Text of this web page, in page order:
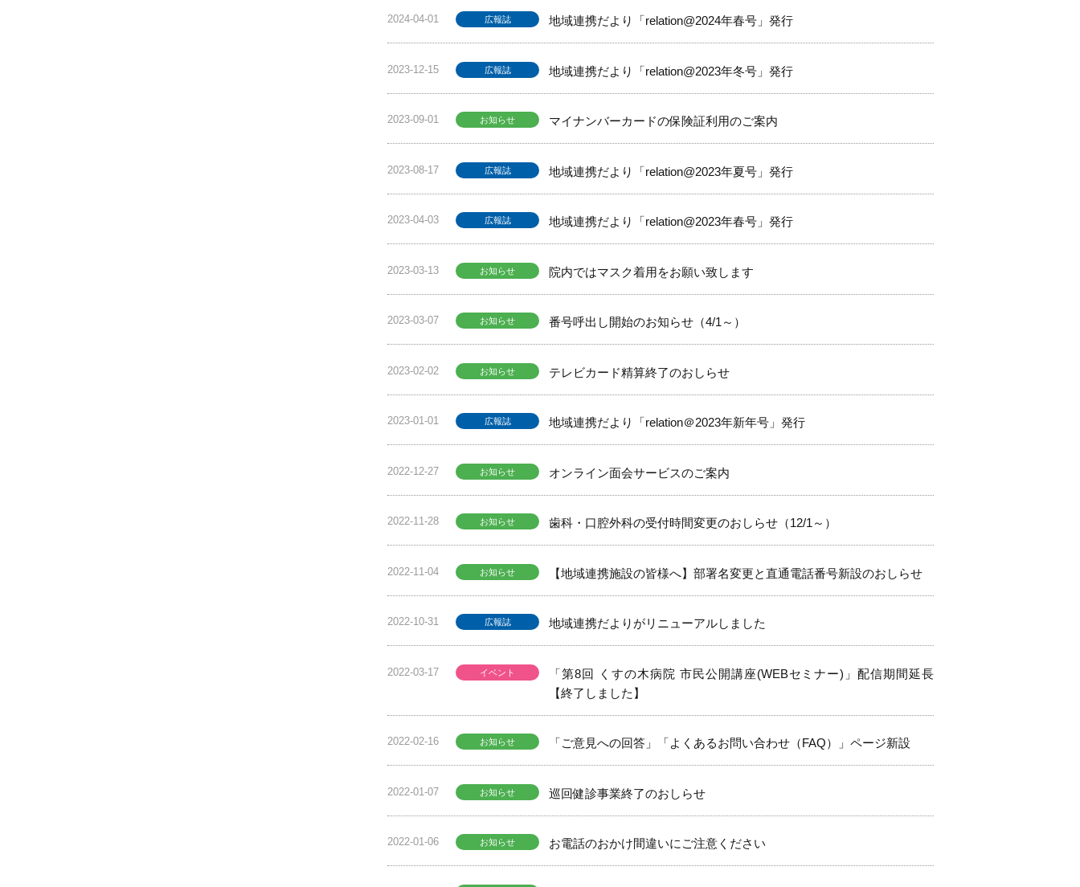
2024-04-01 広報誌 地域連携だより「relation@2024年春号」発行
2023-12-15 広報誌 地域連携だより「relation@2023年冬号」発行
2023-09-01 お知らせ マイナンバーカードの保険証利用のご案内
2023-08-17 広報誌 地域連携だより「relation@2023年夏号」発行
2023-04-03 広報誌 地域連携だより「relation@2023年春号」発行
2023-03-13 お知らせ 院内ではマスク着用をお願い致します
2023-03-07 お知らせ 番号呼出し開始のお知らせ（4/1～）
2023-02-02 お知らせ テレビカード精算終了のおしらせ
2023-01-01 広報誌 地域連携だより「relation＠2023年新年号」発行
2022-12-27 お知らせ オンライン面会サービスのご案内
2022-11-28 お知らせ 歯科・口腔外科の受付時間変更のおしらせ（12/1～）
2022-11-04 お知らせ 【地域連携施設の皆様へ】部署名変更と直通電話番号新設のおしらせ
2022-10-31 広報誌 地域連携だよりがリニューアルしました
2022-03-17 イベント
「第8回 くすの木病院 市民公開講座(WEBセミナー)」配信期間延長
【終了しました】
2022-02-16 お知らせ 「ご意見への回答」「よくあるお問い合わせ（FAQ）」ページ新設
2022-01-07 お知らせ 巡回健診事業終了のおしらせ
2022-01-06 お知らせ お電話のおかけ間違いにご注意ください